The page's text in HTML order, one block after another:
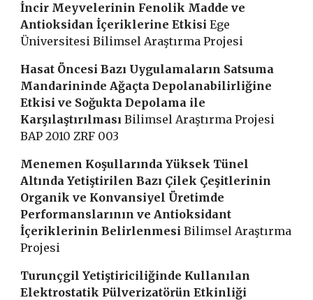
İncir Meyvelerinin Fenolik Madde ve
Antioksidan İçeriklerine Etkisi Ege
Üniversitesi Bilimsel Araştırma Projesi
Hasat Öncesi Bazı Uygulamaların Satsuma
Mandarininde Ağaçta Depolanabilirliğine
Etkisi ve Soğukta Depolama ile
Karşılaştırılması Bilimsel Araştırma Projesi
BAP 2010 ZRF 003
Menemen Koşullarında Yüksek Tünel
Altında Yetiştirilen Bazı Çilek Çeşitlerinin
Organik ve Konvansiyel Üretimde
Performanslarının ve Antioksidant
İçeriklerinin Belirlenmesi Bilimsel Araştırma
Projesi
Turunçgil Yetiştiriciliğinde Kullanılan
Elektrostatik Pülverizatörün Etkinliği